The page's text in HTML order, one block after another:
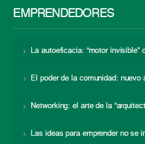
EMPRENDEDORES
La autoeficacia: “motor invisible”
El poder de la comunidad: nuevo
Networking: el arte de la
Las ideas para emprender no se